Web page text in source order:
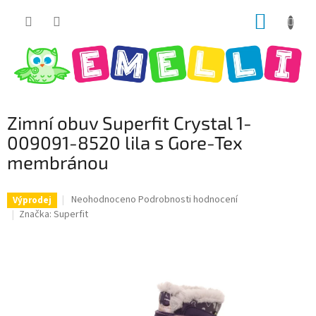
Zimní obuv Superfit Crystal 1-
009091-8520 lila s Gore-Tex
membránou
Výprodej
Průměrné
hodnocení
Neohodnoceno Podrobnosti hodnocení
Značka: Superfit